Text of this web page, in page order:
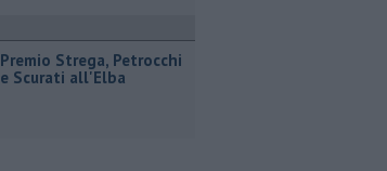
Premio Strega, Petrocchi
e Scurati all'Elba